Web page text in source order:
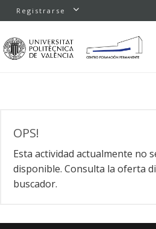
Registrarse
OPS!
Esta actividad actualmente no
disponible. Consulta la oferta
buscador.